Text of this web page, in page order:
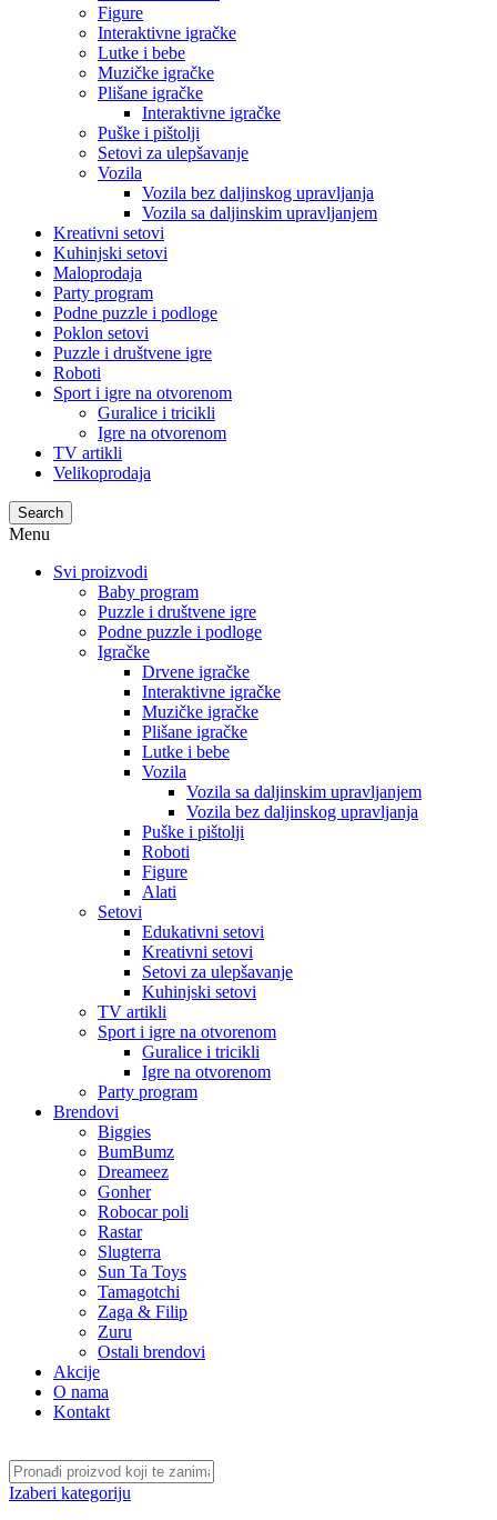
Figure
Interaktivne igračke
Lutke i bebe
Muzičke igračke
Plišane igračke
Interaktivne igračke
Puške i pištolji
Setovi za ulepšavanje
Vozila
Vozila bez daljinskog upravljanja
Vozila sa daljinskim upravljanjem
Kreativni setovi
Kuhinjski setovi
Maloprodaja
Party program
Podne puzzle i podloge
Poklon setovi
Puzzle i društvene igre
Roboti
Sport i igre na otvorenom
Guralice i tricikli
Igre na otvorenom
TV artikli
Velikoprodaja
Search
Menu
Svi proizvodi
Baby program
Puzzle i društvene igre
Podne puzzle i podloge
Igračke
Drvene igračke
Interaktivne igračke
Muzičke igračke
Plišane igračke
Lutke i bebe
Vozila
Vozila sa daljinskim upravljanjem
Vozila bez daljinskog upravljanja
Puške i pištolji
Roboti
Figure
Alati
Setovi
Edukativni setovi
Kreativni setovi
Setovi za ulepšavanje
Kuhinjski setovi
TV artikli
Sport i igre na otvorenom
Guralice i tricikli
Igre na otvorenom
Party program
Brendovi
Biggies
BumBumz
Dreameez
Gonher
Robocar poli
Rastar
Slugterra
Sun Ta Toys
Tamagotchi
Zaga & Filip
Zuru
Ostali brendovi
Akcije
O nama
Kontakt
Izaberi kategoriju